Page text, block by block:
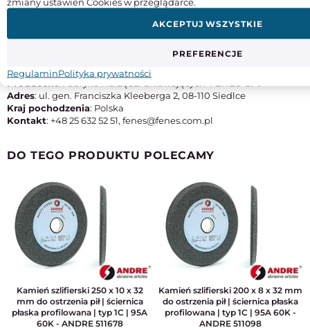
Adres: ul. gen. Franciszka Kleeberga 2, 08-110 Siedlce
Kraj pochodzenia: Polska
Kontakt: +48 25 632 52 51, fenes@fenes.com.pl
DO TEGO PRODUKTU POLECAMY
Kamień szlifierski 250 x 10 x 32
mm do ostrzenia pił | ściernica
płaska profilowana | typ 1C | 95A
60K - ANDRE 511678
Kamień szlifierski 200 x 8 x 32 mm
do ostrzenia pił | ściernica płaska
profilowana | typ 1C | 95A 60K -
ANDRE 511098
PREFERENCJE
AKCEPTUJ WSZYSTKIE
RegulaminPolityka prywatności